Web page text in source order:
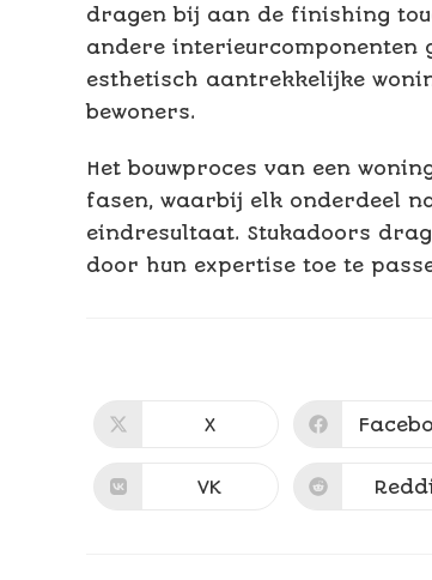
dragen bij aan de finishing
andere interieurcomponenten
esthetisch aantrekkelijke
bewoners.
Het bouwproces van een
fasen, waarbij elk onderdeel
eindresultaat. Stukadoors
door hun expertise toe te
X
VK